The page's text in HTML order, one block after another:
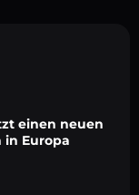
einen neuen
in Europa